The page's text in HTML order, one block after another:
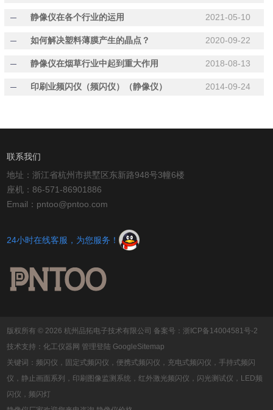
静像仪在各个行业的运用 2021-05-10
如何解决塑料薄膜产生的晶点？ 2020-09-22
静像仪在烟草行业中起到重大作用 2018-08-13
印刷业频闪仪（频闪仪）（静像仪） 2014-09-24
联系我们
地址：浙江省杭州市拱墅区东新路948号3幢6楼
座机：86-571-86901886
Email：pntoo@pntoo.com
24小时在线客服，为您服务！
版权所有 © 2026 杭州品拓电子技术有限公司备案号：浙ICP备14004581号-2
技术支持：化工仪器网 管理登陆 GoogleSitemap
关键词：频闪仪，固定式频闪仪，便携式频闪仪，充电式频闪仪，手持式频闪
仪，静止画面系列，印刷图像监测系统，红外激光频闪仪，闪光测试仪，LED频
闪仪，频闪灯